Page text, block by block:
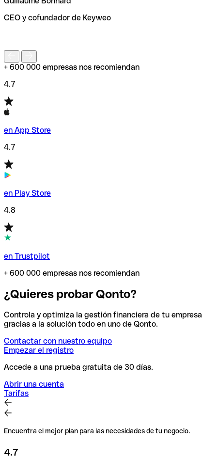
de enviar tu transferencia.
CEO y cofundador de Keyweo
+ 600 000 empresas nos recomiendan
4.7
en App Store
4.7
en Play Store
4.8
en Trustpilot
+ 600 000 empresas nos recomiendan
¿Quieres probar Qonto?
Controla y optimiza la gestión financiera de tu empresa
gracias a la solución todo en uno de Qonto.
Contactar con nuestro equipo
Empezar el registro
Accede a una prueba gratuita de 30 días.
Abrir una cuenta
Tarifas
Encuentra el mejor plan para las necesidades de tu negocio.
4.7